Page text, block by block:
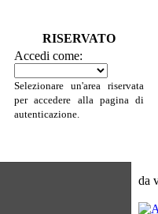
RISERVATO
Accedi come:
Selezionare un'area riservata
per accedere alla pagina di
autenticazione.
da